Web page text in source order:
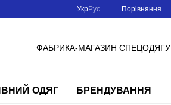
УкрРус Порівняння
ФАБРИКА-МАГАЗИН СПЕЦОДЯГУ
ОДЯГ БРЕНДУВАННЯ